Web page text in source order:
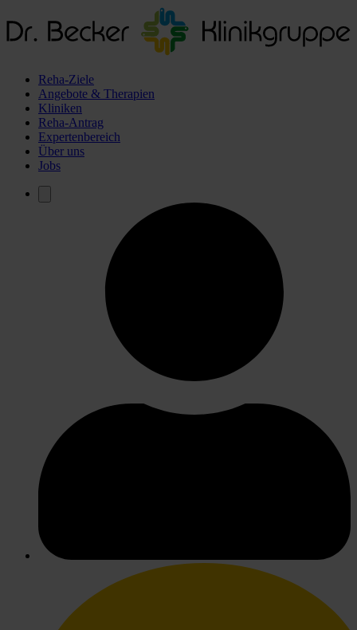
Reha-Ziele
Angebote & Therapien
Kliniken
Reha-Antrag
Expertenbereich
Über uns
Jobs